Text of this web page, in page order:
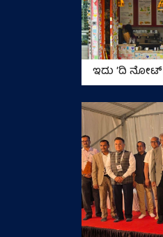
ಇದು ʼದಿ ನೋಟ್‌